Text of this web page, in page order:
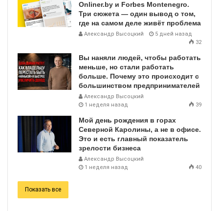
Onliner.by и Forbes Montenegro.
Три сюжета — один вывод о том,
где на самом деле живёт проблема
Александр Высоцкий
5 дней назад
32
Вы наняли людей, чтобы работать
меньше, но стали работать
больше. Почему это происходит с
большинством предпринимателей
Александр Высоцкий
1 неделя назад
39
Мой день рождения в горах
Северной Каролины, а не в офисе.
Это и есть главный показатель
зрелости бизнеса
Александр Высоцкий
1 неделя назад
40
Показать все